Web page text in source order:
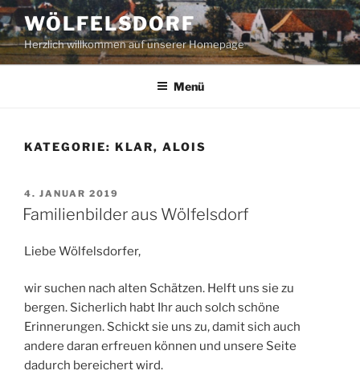
Zum
Inhalt
springen
WÖLFELSDORF
Herzlich willkommen auf unserer Homepage
Menü
KATEGORIE: KLAR, ALOIS
VERÖFFENTLICHT
AM
4. JANUAR 2019
Familienbilder aus Wölfelsdorf
Liebe Wölfelsdorfer,
wir suchen nach alten Schätzen. Helft uns sie zu
bergen. Sicherlich habt Ihr auch solch schöne
Erinnerungen. Schickt sie uns zu, damit sich auch
andere daran erfreuen können und unsere Seite
dadurch bereichert wird.